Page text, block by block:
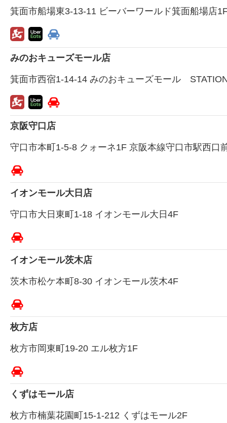
箕面市船場東3-13-11 ビーバーワールド箕面船場店
みのおキューズモール店
箕面市西宿1-14-14 みのおキューズモール
京阪守口店
守口市本町1-5-8 クォーネ1F 京阪本線守口市駅西口
イオンモール大日店
守口市大日東町1-18 イオンモール大日4F
イオンモール茨木店
茨木市松ケ本町8-30 イオンモール茨木4F
枚方店
枚方市岡東町19-20 エル枚方1F
くずはモール店
枚方市楠葉花園町15-1-212 くずはモール2F